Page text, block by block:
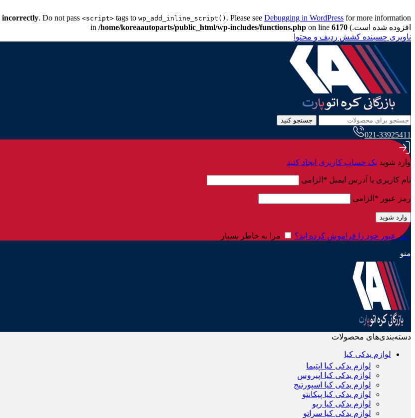
incorrectly. Do not pass <script> tags to wp_add_inline_script() . Please see Debugging in WordPress
افزوده شده است.) in
/home/koreaautoparts/public_html/wp-includes/functions.php on line 6170
ناوبری چسبنده کشش ردیف و محتوا
جستجو کنید
021-33925411
وارد شوید یک حساب کاربری ایجاد کنید
نام کاربری یا آدرس ایمیل * الزامی
رمز عبور * الزامی
وارد شوید
رمز عبور خود را فراموش کرده اید؟ مرا به خاطر بسپار
منو
دسته‌بندی‌های محصولات
لوازم یدکی کیا
لوازم یدکی کیا اپتیما
لوازم یدکی کیا اپیروس
لوازم یدکی کیا اسپورتیج
لوازم یدکی کیا پیکانتو
لوازم یدکی کیا ریو
لوازم یدکی کیا سراتو